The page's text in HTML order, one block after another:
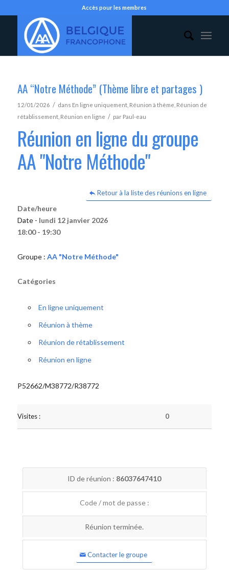
Accès pour les membres
AA “Notre Méthode” (Thème libre et partages )
12/01/2026 / dans En ligne uniquement, Réunion à thème Réunion de
rétablissement, Réunion en ligne / par Paul-eau
Réunion en ligne du groupe
AA "Notre Méthode"
Retour à la liste des réunions en ligne
Date/heure
Date - lundi 12 janvier 2026
18:00 - 19:30
Groupe : AA "Notre Méthode"
Catégories
En ligne uniquement
Réunion à thème
Réunion de rétablissement
Réunion en ligne
P52662/M38772/R38772
Visites : 0
ID de réunion : 86037647410
Code / mot de passe :
Réunion terminée.
Contacter le groupe